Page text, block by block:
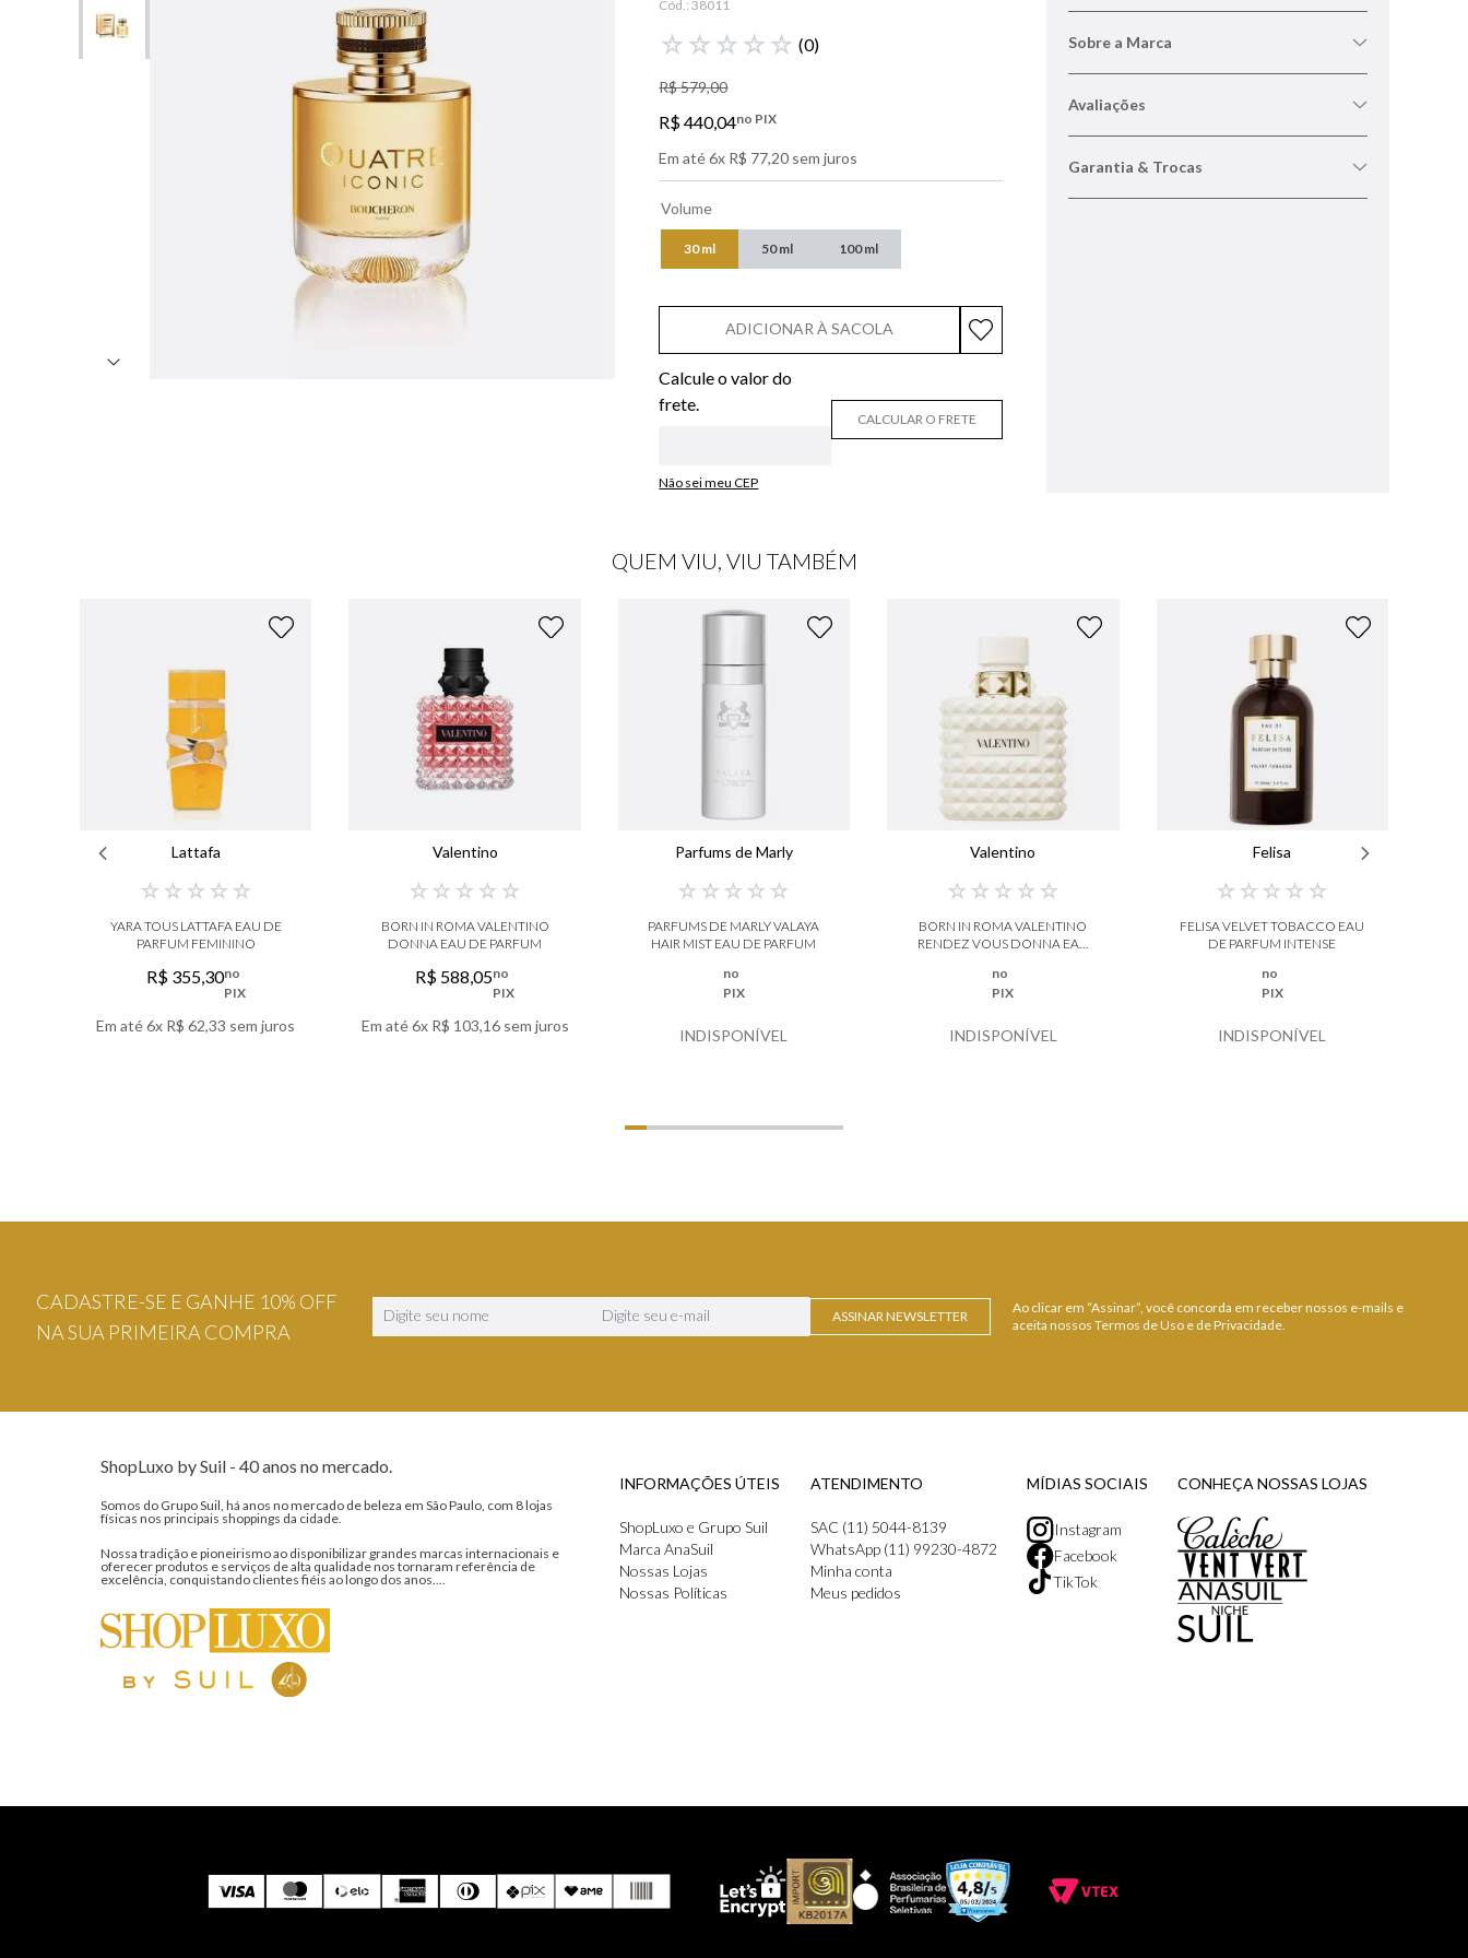
Cód.:38011
☆ ☆ ☆ ☆ ☆ (0)
R$579,00
R$440,04no PIX
Em até6x R$ 77,20 sem juros
Volume
30 ml 50 ml 100 ml
ADICIONAR À SACOLA
Não sei meu CEP
CALCULAR O FRETE
Sobre a Marca
Avaliações
Garantia & Trocas
QUEM VIU, VIU TAMBÉM
Lattafa
☆ ☆ ☆ ☆ ☆
YARA TOUS LATTAFA EAU DE
PARFUM FEMININO
R$ 355,30no
PIX
Em até6x R$ 62,33 sem juros
Valentino
☆ ☆ ☆ ☆ ☆
BORN IN ROMA VALENTINO
DONNA EAU DE PARFUM
R$ 588,05no
PIX
Em até6x R$ 103,16sem juros
Parfums de Marly
☆ ☆ ☆ ☆ ☆
PARFUMS DE MARLY VALAYA
HAIR MIST EAU DE PARFUM
no
PIX
INDISPONÍVEL
Valentino
☆ ☆ ☆ ☆ ☆
BORN IN ROMA VALENTINO
RENDEZ VOUS DONNA EAU
no
PIX
INDISPONÍVEL
Felisa
☆ ☆ ☆ ☆ ☆
FELISA VELVET TOBACCO EAU
DE PARFUM INTENSE
no
PIX
INDISPONÍVEL
CADASTRE-SE E GANHE 10% OFF
NA SUA PRIMEIRA COMPRA
ASSINAR NEWSLETTER
Ao clicar em “Assinar”, você concorda em receber nossos e-mails e
aceita nossos Termos de Uso e de Privacidade.
ShopLuxo by Suil - 40 anos no mercado.
Somos do Grupo Suil, há anos no mercado de beleza em São Paulo, com 8 lojas
físicas nos principais shoppings da cidade.
Nossa tradição e pioneirismo ao disponibilizar grandes marcas internacionais e
oferecer produtos e serviços de alta qualidade nos tornaram referência de
excelência, conquistando clientes fiéis ao longo dos anos....
INFORMAÇÕES ÚTEIS
ShopLuxo e Grupo Suil
Marca AnaSuil
Nossas Lojas
Nossas Políticas
ATENDIMENTO
SAC (11) 5044-8139
WhatsApp (11) 99230-4872
Minha conta
Meus pedidos
MÍDIAS SOCIAIS
Instagram
Facebook
TikTok
CONHEÇA NOSSAS LOJAS